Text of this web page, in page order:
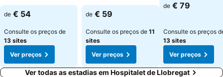
de € 54
Consulte os preços de
13 sites
Ver preços
de € 59
Consulte os preços de 11
sites
Ver preços
de € 79
Consulte os preços
13 sites
Ver preços
Ver todas as estadias em Hospitalet de Llobregat